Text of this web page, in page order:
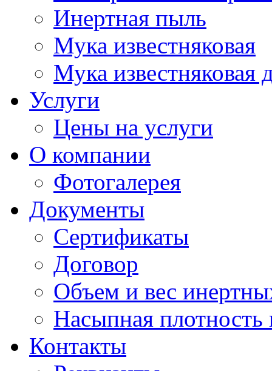
Инертная пыль
Мука известняковая
Мука известняковая
Услуги
Цены на услуги
О компании
Фотогалерея
Документы
Сертификаты
Договор
Объем и вес
Насыпная
Контакты